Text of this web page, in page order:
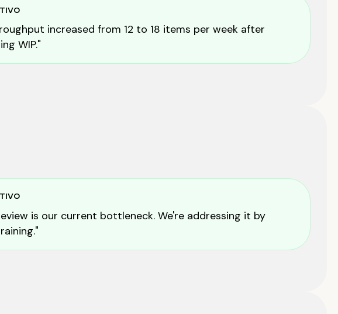
increased from 12 to 18 items per week after
WIP."
is our current bottleneck. We're addressing it by